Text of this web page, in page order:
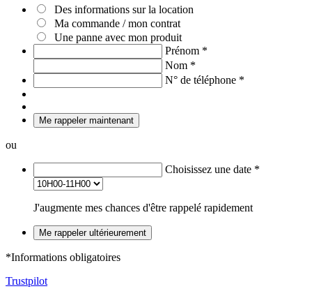
Des informations sur la location
Ma commande / mon contrat
Une panne avec mon produit
Prénom *
Nom *
N° de téléphone *
Me rappeler maintenant
ou
Choisissez une date *
J'augmente mes chances d'être rappelé rapidement
Me rappeler ultérieurement
*Informations obligatoires
Trustpilot